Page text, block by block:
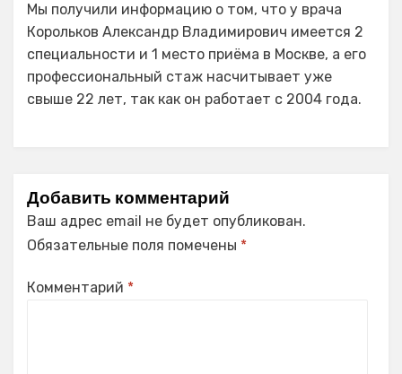
Мы получили информацию о том, что у врача
Корольков Александр Владимирович имеется 2
специальности и 1 место приёма в Москве, а его
профессиональный стаж насчитывает уже
свыше 22 лет, так как он работает с 2004 года.
Добавить комментарий
Ваш адрес email не будет опубликован.
Обязательные поля помечены *
Комментарий *